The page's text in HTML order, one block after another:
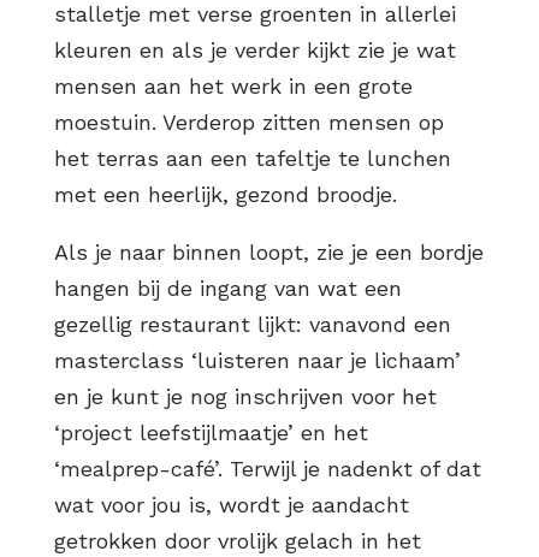
stalletje met verse groenten in allerlei
kleuren en als je verder kijkt zie je wat
mensen aan het werk in een grote
moestuin. Verderop zitten mensen op
het terras aan een tafeltje te lunchen
met een heerlijk, gezond broodje.
Als je naar binnen loopt, zie je een bordje
hangen bij de ingang van wat een
gezellig restaurant lijkt: vanavond een
masterclass ‘luisteren naar je lichaam’
en je kunt je nog inschrijven voor het
‘project leefstijlmaatje’ en het
‘mealprep-café’. Terwijl je nadenkt of dat
wat voor jou is, wordt je aandacht
getrokken door vrolijk gelach in het